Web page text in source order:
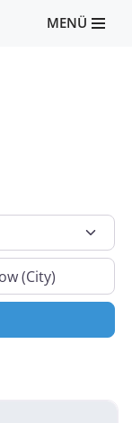
MENÜ